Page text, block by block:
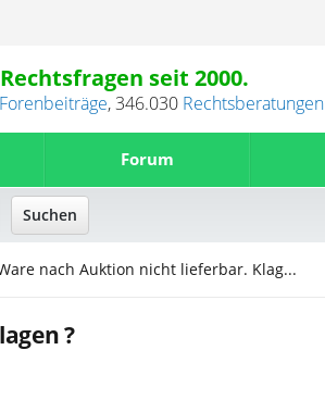
seit 2000.
Forenbeiträge,346.030 Rechtsberatungen
Forum
nach Auktion nicht lieferbar. Klag...
?